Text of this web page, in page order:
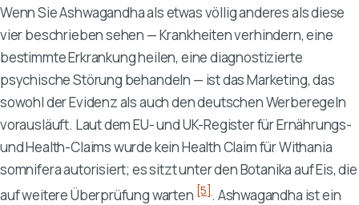
Wenn Sie Ashwagandha als etwas völlig anderes als diese
vier beschrieben sehen — Krankheiten verhindern, eine
bestimmte Erkrankung heilen, eine diagnostizierte
psychische Störung behandeln — ist das Marketing, das
sowohl der Evidenz als auch den deutschen Werberegeln
vorausläuft. Laut dem EU- und UK-Register für Ernährungs-
und Health-Claims wurde kein Health Claim fürWithania
somniferaautorisiert; es sitzt unter den Botanika auf Eis, die
auf weitere Überprüfung warten[5] . Ashwagandha ist ein